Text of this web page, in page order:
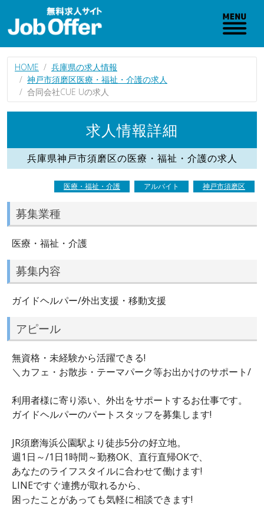
HOME
兵庫県の求人情報
神戸市須磨区医療・福祉・介護の求人
合同会社CUE Uの求人
求人情報詳細
兵庫県神戸市須磨区の医療・福祉・介護の求人
医療・福祉・介護 アルバイト 神戸市須磨区
募集業種
医療・福祉・介護
募集内容
ガイドヘルパー/外出支援・移動支援
アピール
無資格・未経験から活躍できる!
＼カフェ・お散歩・テーマパーク等お出かけのサポート/
利用者様に寄り添い、外出をサポートするお仕事です。
ガイドヘルパーのパートスタッフを募集します!
JR須磨海浜公園駅より徒歩5分の好立地。
週1日～/1日1時間～勤務OK、直行直帰OKで、
あなたのライフスタイルに合わせて働けます!
LINEですぐ連携が取れるから、
困ったことがあっても気軽に相談できます!